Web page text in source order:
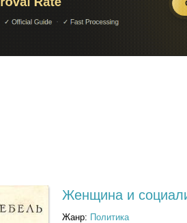
Женщина и
Жанр: Политика